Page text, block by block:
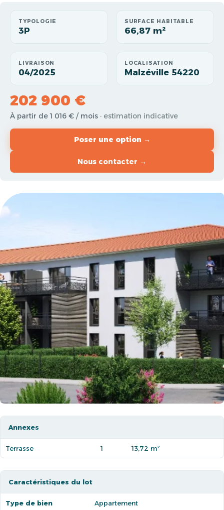
TYPOLOGIE
3P
SURFACE HABITABLE
66,87 m²
LIVRAISON
04/2025
LOCALISATION
Malzéville 54220
202 900 €
À partir de 1 016 € / mois · estimation indicative
Poser une option →
Nous contacter →
Annexes
Terrasse 1 13,72 m²
Caractéristiques du lot
Type de bien Appartement